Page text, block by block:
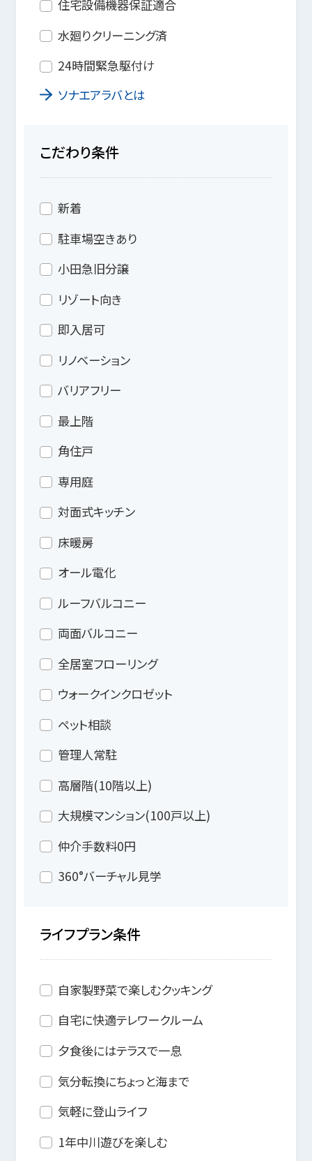
住宅設備機器保証適合
水廻りクリーニング済
24時間緊急駆付け
ソナエアラバとは
こだわり条件
新着
駐車場空きあり
小田急旧分譲
リゾート向き
即入居可
リノベーション
バリアフリー
最上階
角住戸
専用庭
対面式キッチン
床暖房
オール電化
ルーフバルコニー
両面バルコニー
全居室フローリング
ウォークインクロゼット
ペット相談
管理人常駐
高層階(10階以上)
大規模マンション(100戸以上)
仲介手数料0円
360°バーチャル見学
ライフプラン条件
自家製野菜で楽しむクッキング
自宅に快適テレワークルーム
夕食後にはテラスで一息
気分転換にちょっと海まで
気軽に登山ライフ
1年中川遊びを楽しむ